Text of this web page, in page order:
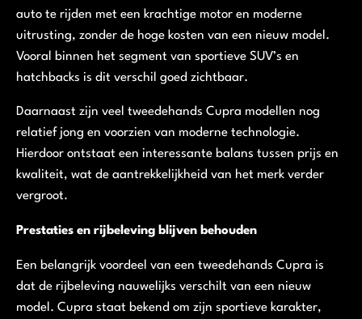
auto te rijden met een krachtige motor en moderne
uitrusting, zonder de hoge kosten van een nieuw model.
Vooral binnen het segment van sportieve SUV’s en
hatchbacks is dit verschil goed zichtbaar.
Daarnaast zijn veel tweedehands Cupra modellen nog
relatief jong en voorzien van moderne technologie.
Hierdoor ontstaat een interessante balans tussen prijs en
kwaliteit, wat de aantrekkelijkheid van het merk verder
vergroot.
Prestaties en rijbeleving blijven behouden
Een belangrijk voordeel van een tweedehands Cupra is
dat de rijbeleving nauwelijks verschilt van een nieuw
model. Cupra staat bekend om zijn sportieve karakter,